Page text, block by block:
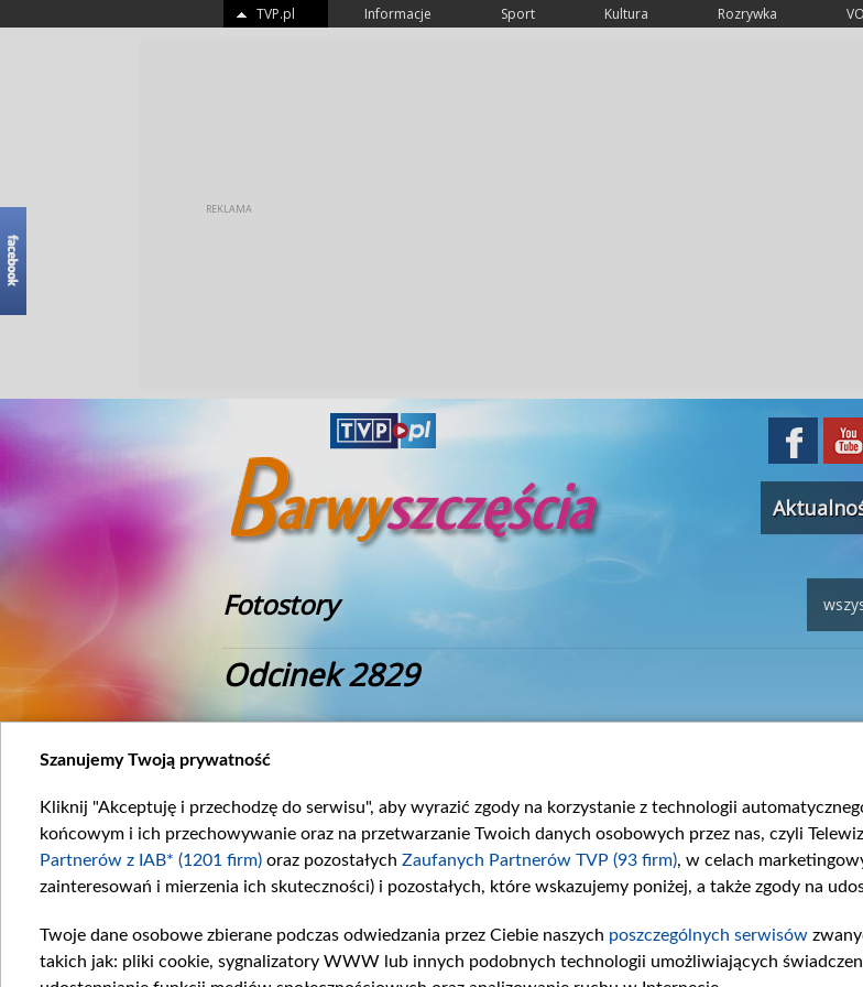
TVP.pl Informacje Sport Kultura Rozrywka
Fotostory
Odcinek 2829
Szanujemy Twoją prywatność
Kliknij "Akceptuję i przechodzę do serwisu", aby wyrazić zgody na korzystanie z technologii
końcowym i ich przechowywanie oraz na przetwarzanie Twoich danych osobowych przez nas, czyli
Partnerów z IAB* (1201 firm) oraz pozostałych Zaufanych Partnerów TVP (93 firm), w celach
zainteresowań i mierzenia ich skuteczności) i pozostałych, które wskazujemy poniżej, a także zgody na
Twoje dane osobowe zbierane podczas odwiedzania przez Ciebie naszych poszczególnych serwisów
takich jak: pliki cookie, sygnalizatory WWW lub innych podobnych technologii umożliwiających